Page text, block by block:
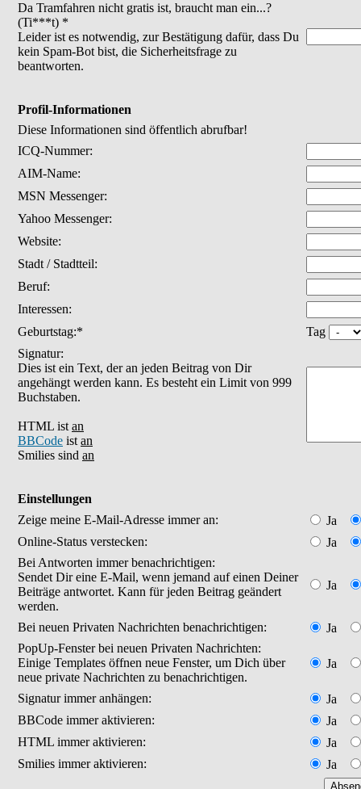
Da Tramfahren nicht gratis ist, braucht man ein...?
(Ti***t) *
Leider ist es notwendig, zur Bestätigung dafür, dass Du
kein Spam-Bot bist, die Sicherheitsfrage zu
beantworten.
Profil-Informationen
Diese Informationen sind öffentlich abrufbar!
ICQ-Nummer:
AIM-Name:
MSN Messenger:
Yahoo Messenger:
Website:
Stadt / Stadtteil:
Beruf:
Interessen:
Geburtstag:*
Tag
Signatur:
Dies ist ein Text, der an jeden Beitrag von Dir
angehängt werden kann. Es besteht ein Limit von 999
Buchstaben.
HTML ist an
BBCode ist an
Smilies sind an
Einstellungen
Zeige meine E-Mail-Adresse immer an:
Ja
Online-Status verstecken:
Ja
Bei Antworten immer benachrichtigen:
Sendet Dir eine E-Mail, wenn jemand auf einen Deiner
Beiträge antwortet. Kann für jeden Beitrag geändert
werden.
Ja
Bei neuen Privaten Nachrichten benachrichtigen:
Ja
PopUp-Fenster bei neuen Privaten Nachrichten:
Einige Templates öffnen neue Fenster, um Dich über
neue private Nachrichten zu benachrichtigen.
Ja
Signatur immer anhängen:
Ja
BBCode immer aktivieren:
Ja
HTML immer aktivieren:
Ja
Smilies immer aktivieren:
Ja